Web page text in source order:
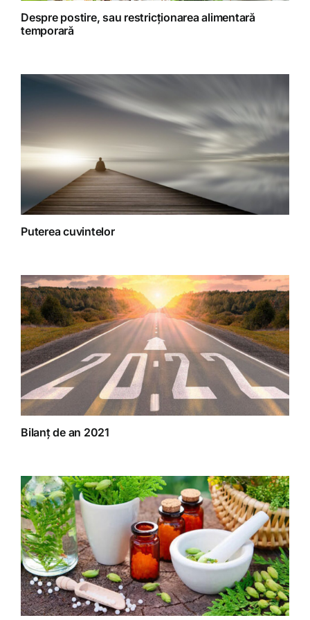
Retete Raw (nepreparate termic)
Despre postire, sau restricționarea alimentară
temporară
Puterea cuvintelor
Bilanț de an 2021